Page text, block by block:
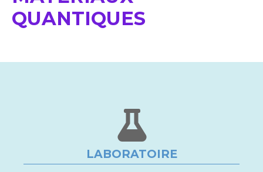
QUANTIQUES
LABORATOIRE